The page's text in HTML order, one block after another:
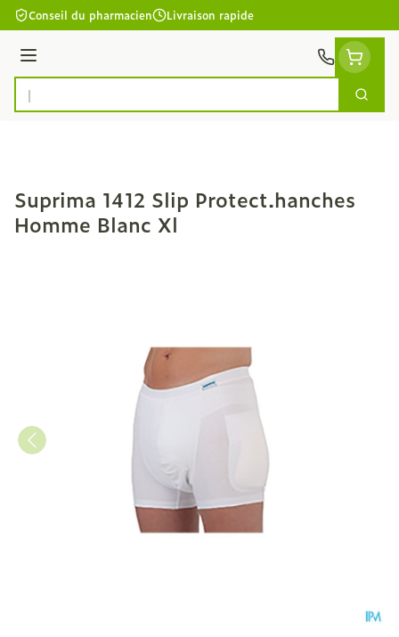
Aller au contenu
Conseil du pharmacien Livraison rapide
Menu
Rechercher
Suprima 1412 Slip Protect.hanches
Homme Blanc Xl